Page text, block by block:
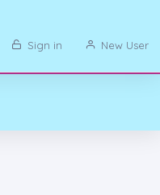
Sign in New User